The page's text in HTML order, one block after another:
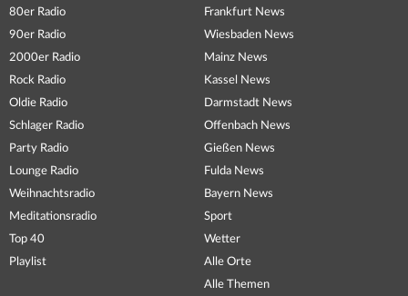
80er Radio
90er Radio
2000er Radio
Rock Radio
Oldie Radio
Schlager Radio
Party Radio
Lounge Radio
Weihnachtsradio
Meditationsradio
Top 40
Playlist
Frankfurt News
Wiesbaden News
Mainz News
Kassel News
Darmstadt News
Offenbach News
Gießen News
Fulda News
Bayern News
Sport
Wetter
Alle Orte
Alle Themen